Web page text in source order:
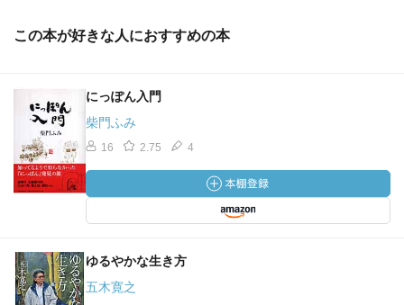
この本が好きな人におすすめの本
にっぽん入門
柴門ふみ
16 2.75 4
ゆるやかな生き方
五木寛之